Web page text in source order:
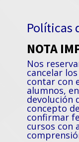
Políticas
NOTA
Nos
cancelar
contar con
alumnos,
devolución
concepto
confirmar
cursos con